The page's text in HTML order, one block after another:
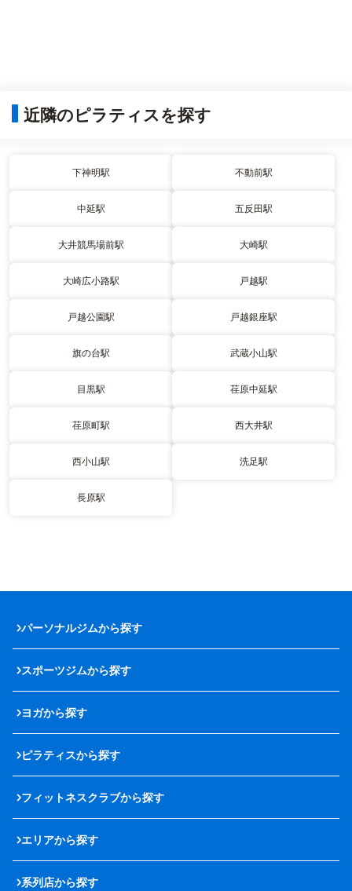
近隣のピラティスを探す
下神明駅 不動前駅
中延駅 五反田駅
大井競馬場前駅 大崎駅
大崎広小路駅 戸越駅
戸越公園駅 戸越銀座駅
旗の台駅 武蔵小山駅
目黒駅 荏原中延駅
荏原町駅 西大井駅
西小山駅 洗足駅
長原駅
パーソナルジムから探す
スポーツジムから探す
ヨガから探す
ピラティスから探す
フィットネスクラブから探す
エリアから探す
系列店から探す